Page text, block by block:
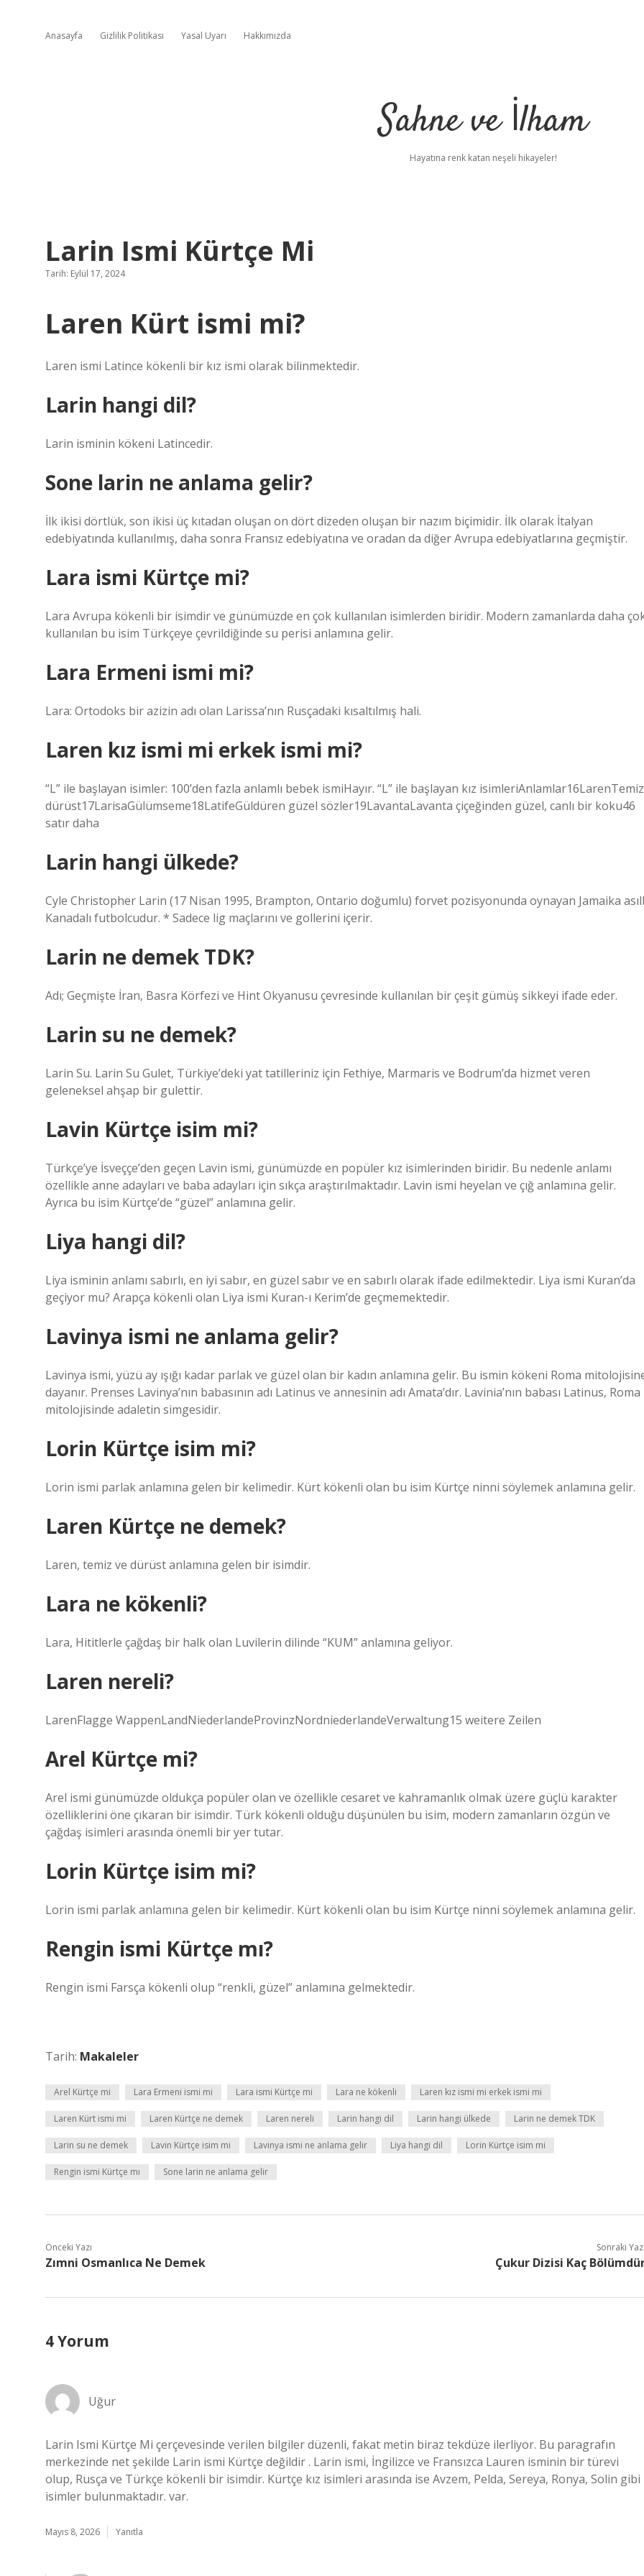
Anasayfa Gizlilik Politikası Yasal Uyarı Hakkımızda
Sahne ve İlham
Hayatına renk katan neşeli hikayeler!
Larin Ismi Kürtçe Mi
Tarih: Eylül 17, 2024
Laren Kürt ismi mi?
Laren ismi Latince kökenli bir kız ismi olarak bilinmektedir.
Larin hangi dil?
Larin isminin kökeni Latincedir.
Sone larin ne anlama gelir?
İlk ikisi dörtlük, son ikisi üç kıtadan oluşan on dört dizeden oluşan bir nazım biçimidir. İlk olarak İtalyan
edebiyatında kullanılmış, daha sonra Fransız edebiyatına ve oradan da diğer Avrupa edebiyatlarına geçmiştir.
Lara ismi Kürtçe mi?
Lara Avrupa kökenli bir isimdir ve günümüzde en çok kullanılan isimlerden biridir. Modern zamanlarda daha
kullanılan bu isim Türkçeye çevrildiğinde su perisi anlamına gelir.
Lara Ermeni ismi mi?
Lara: Ortodoks bir azizin adı olan Larissa’nın Rusçadaki kısaltılmış hali.
Laren kız ismi mi erkek ismi mi?
“L” ile başlayan isimler: 100’den fazla anlamlı bebek ismiHayır. “L” ile başlayan kız
dürüst17LarisaGülümseme18LatifeGüldüren güzel sözler19LavantaLavanta çiçeğinden güzel, canlı bir koku46
satır daha
Larin hangi ülkede?
Cyle Christopher Larin (17 Nisan 1995, Brampton, Ontario doğumlu) forvet pozisyonunda oynayan Jamaika
Kanadalı futbolcudur. * Sadece lig maçlarını ve gollerini içerir.
Larin ne demek TDK?
Adı; Geçmişte İran, Basra Körfezi ve Hint Okyanusu çevresinde kullanılan bir çeşit gümüş sikkeyi ifade eder.
Larin su ne demek?
Larin Su. Larin Su Gulet, Türkiye’deki yat tatilleriniz için Fethiye, Marmaris ve Bodrum’da hizmet veren
geleneksel ahşap bir gulettir.
Lavin Kürtçe isim mi?
Türkçe’ye İsveççe’den geçen Lavin ismi, günümüzde en popüler kız isimlerinden biridir. Bu nedenle anlamı
özellikle anne adayları ve baba adayları için sıkça araştırılmaktadır. Lavin ismi heyelan ve çığ anlamına gelir.
Ayrıca bu isim Kürtçe’de “güzel” anlamına gelir.
Liya hangi dil?
Liya isminin anlamı sabırlı, en iyi sabır, en güzel sabır ve en sabırlı olarak ifade edilmektedir. Liya ismi Kuran’da
geçiyor mu? Arapça kökenli olan Liya ismi Kuran-ı Kerim’de geçmemektedir.
Lavinya ismi ne anlama gelir?
Lavinya ismi, yüzü ay ışığı kadar parlak ve güzel olan bir kadın anlamına gelir. Bu ismin kökeni Roma
dayanır. Prenses Lavinya’nın babasının adı Latinus ve annesinin adı Amata’dır. Lavinia’nın babası Latinus, Roma
mitolojisinde adaletin simgesidir.
Lorin Kürtçe isim mi?
Lorin ismi parlak anlamına gelen bir kelimedir. Kürt kökenli olan bu isim Kürtçe ninni söylemek anlamına gelir.
Laren Kürtçe ne demek?
Laren, temiz ve dürüst anlamına gelen bir isimdir.
Lara ne kökenli?
Lara, Hititlerle çağdaş bir halk olan Luvilerin dilinde “KUM” anlamına geliyor.
Laren nereli?
LarenFlagge WappenLandNiederlandeProvinzNordniederlandeVerwaltung15 weitere Zeilen
Arel Kürtçe mi?
Arel ismi günümüzde oldukça popüler olan ve özellikle cesaret ve kahramanlık olmak üzere güçlü karakter
özelliklerini öne çıkaran bir isimdir. Türk kökenli olduğu düşünülen bu isim, modern zamanların özgün ve
çağdaş isimleri arasında önemli bir yer tutar.
Lorin Kürtçe isim mi?
Lorin ismi parlak anlamına gelen bir kelimedir. Kürt kökenli olan bu isim Kürtçe ninni söylemek anlamına gelir.
Rengin ismi Kürtçe mı?
Rengin ismi Farsça kökenli olup “renkli, güzel” anlamına gelmektedir.
Tarih: Makaleler
Arel Kürtçe mi Lara Ermeni ismi mi Lara ismi Kürtçe mi Lara ne kökenli Laren kız ismi mi erkek ismi mi
Laren Kürt ismi mi Laren Kürtçe ne demek Laren nereli Larin hangi dil Larin hangi ülkede Larin ne demek TDK
Larin su ne demek Lavin Kürtçe isim mi Lavinya ismi ne anlama gelir Liya hangi dil Lorin Kürtçe isim mi
Rengin ismi Kürtçe mı Sone larin ne anlama gelir
Önceki Yazı
Zımni Osmanlıca Ne Demek
Sonraki
Çukur Dizisi Kaç
4 Yorum
Uğur
Larin Ismi Kürtçe Mi çerçevesinde verilen bilgiler düzenli, fakat metin biraz tekdüze ilerliyor. Bu paragrafın
merkezinde net şekilde Larin ismi Kürtçe değildir . Larin ismi, İngilizce ve Fransızca Lauren isminin bir türevi
olup, Rusça ve Türkçe kökenli bir isimdir. Kürtçe kız isimleri arasında ise Avzem, Pelda, Sereya, Ronya, Solin gibi
isimler bulunmaktadır. var.
Mayıs 8, 2026 Yanıtla